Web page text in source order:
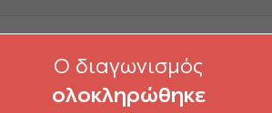
Παραγωγής
O διαγωνισμός
ολοκληρώθηκε